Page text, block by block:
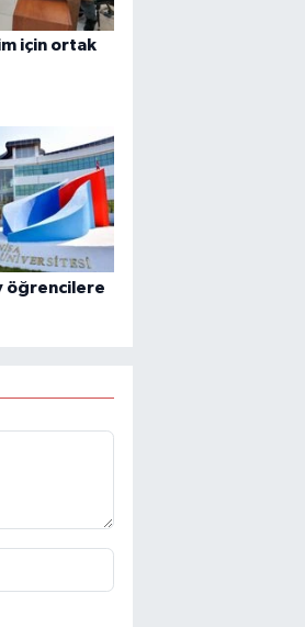
için ortak
öğrencilere